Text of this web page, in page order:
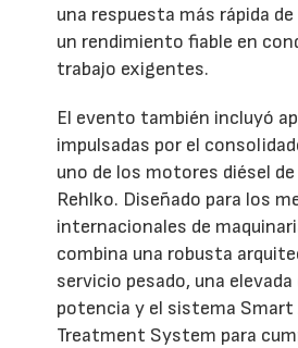
una respuesta más rápida
un rendimiento fiable en
trabajo exigentes.
El evento también incluyó
impulsadas por el
uno de los motores diésel
Rehlko. Diseñado para los
internacionales de
combina una robusta
servicio pesado, una elevada
potencia y el sistema
Treatment System para